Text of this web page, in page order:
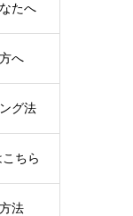
たへ
へ
グ法
ちら
法